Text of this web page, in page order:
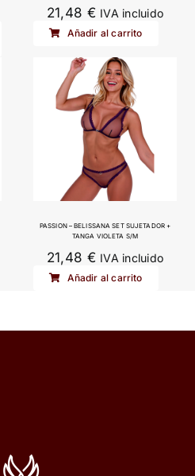
múltiples
variantes.
producto
21,48 € IVA incluido
Añadir al carrito
PASSION – BELISSANA SET SUJETADOR +
TANGA VIOLETA S/M
21,48 € IVA incluido
Añadir al carrito